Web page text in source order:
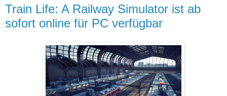
Train Life: A Railway Simulator ist ab
sofort online für PC verfügbar